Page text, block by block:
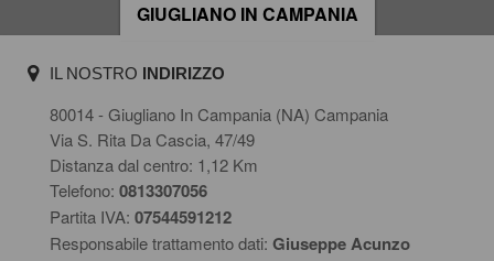
GIUGLIANO IN CAMPANIA
IL NOSTRO INDIRIZZO
80014 - Giugliano In Campania (NA) Campania
Via S. Rita Da Cascia, 47/49
Distanza dal centro: 1,12 Km
Telefono: 0813307056
Partita IVA: 07544591212
Responsabile trattamento dati: Giuseppe Acunzo